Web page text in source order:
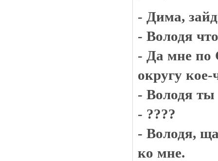
- Дима,
- Володя
- Да мне по
округу кое-
- Володя ты
- ????
- Володя,
ко мне.